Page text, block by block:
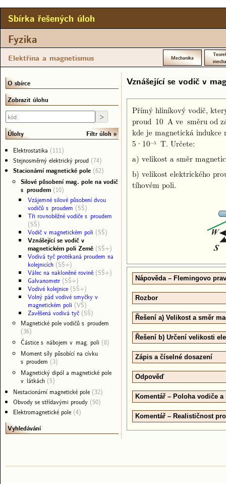
Sbírka řešených úloh
Fyzika
Elektřina a magnetismus Mechanika
Vznášející se vodič v
Přímý hliníkový vodič,
proud 10 A ve směru od
kde je magnetická
5·10−5
T. Určete:
a) velikost a směr
b) velikost elektrického
tíhovém poli.
Nápověda – Flemingovo
Rozbor
Řešení a) Velikost a směr
Řešení b) Určení velikosti
Zápis a číselné dosazení
Odpověď
Komentář – Poloha vodiče
Komentář – Realističnost
O sbírce
Zobrazit úlohu
Úlohy
Filtr úloh
Elektrostatika (111)
Stejnosměrný elektrický proud (74)
Stacionární magnetické pole (62)
Silové působení mag. pole na vodič
s proudem (10)
Vzájemné silové působení dvou
vodičů s proudem (SŠ)
Tři rovnoběžné vodiče s proudem
(SŠ)
Vodič v magnetickém poli (SŠ)
Vznášející se vodič v
magnetickém poli Země (SŠ+)
Vodivá tyč protékaná proudem na
kolejnicích (SŠ+)
Válec na nakloněné rovině (SŠ+)
Galvanometr (SŠ+)
Vodivé kolejnice (SŠ+)
Volný pád vodivé smyčky v
magnetickém poli (VŠ)
Zavěšená vodivá tyč (SŠ)
Magnetické pole vodičů s proudem
(36)
Částice s nábojem v mag. poli (8)
Moment síly působící na cívku
s proudem (3)
Magnetický dipól a magnetické pole
v látkách (5)
Nestacionární magnetické pole (32)
Obvody se střídavými proudy (50)
Elektromagnetické pole (4)
Vyhledávání